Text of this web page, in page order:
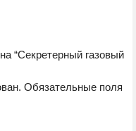
“Секретерный газовый
Обязательные поля